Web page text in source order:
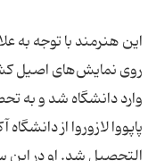
این هنرمند با توجه به
وارد دانشگاه شد و به
پاپووا لازوروا از